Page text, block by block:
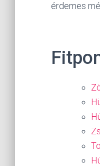
érdemes